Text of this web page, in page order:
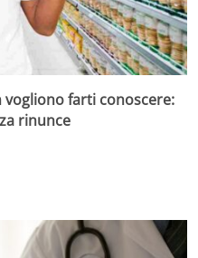
vogliono farti conoscere:
rinunce